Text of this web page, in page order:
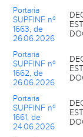
Portaria
SUPFINF nº
1663, de
26.06.2026
Portaria
SUPFINF nº
1662, de
26.06.2026
Portaria
SUPFINF nº
1661, de
24.06.2026